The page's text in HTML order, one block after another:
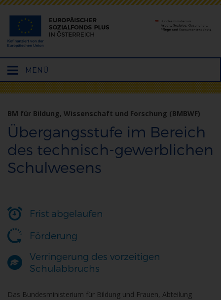
Hauptmenü
öffnen
MENÜ
BM für Bildung, Wissenschaft und Forschung (BMBWF)
Übergangsstufe im Bereich
des technisch-gewerblichen
Schulwesens
Frist abgelaufen
Förderung
Verringerung des vorzeitigen
Schulabbruchs
Das Bundesministerium für Bildung und Frauen, Abteilung